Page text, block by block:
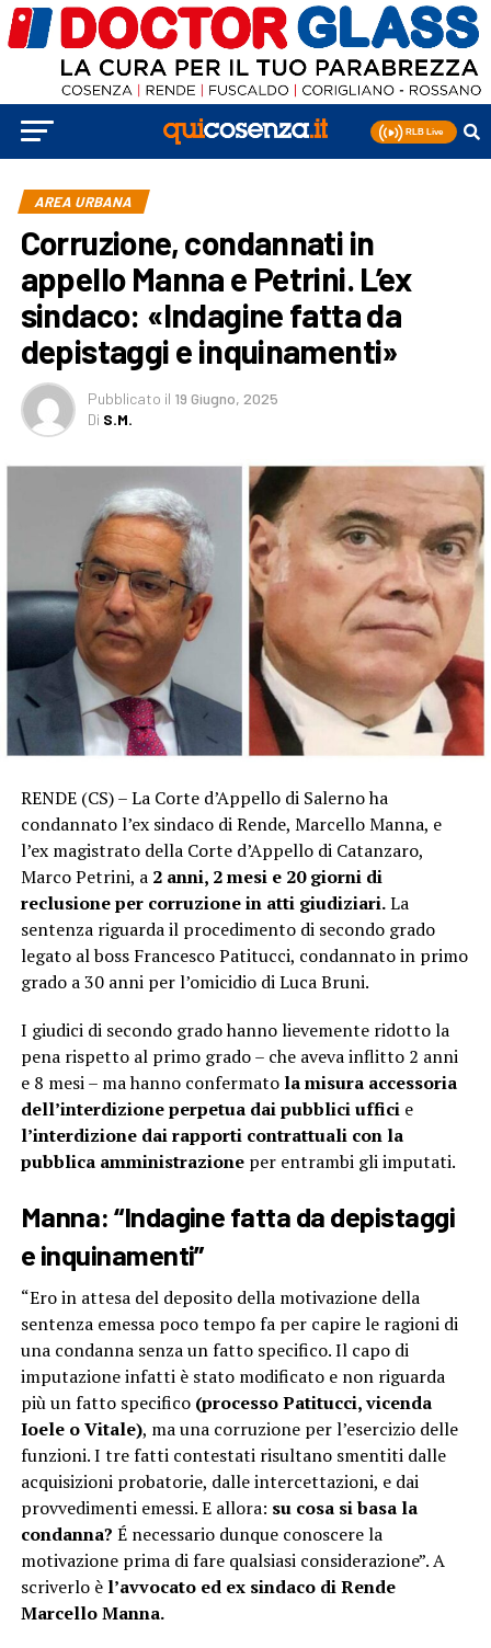
AREA URBANA
Corruzione, condannati in
appello Manna e Petrini. L’ex
sindaco: «Indagine fatta da
depistaggi e inquinamenti»
Pubblicato il 19 Giugno, 2025
Di S.M.
RENDE (CS) – La Corte d’Appello di Salerno ha
condannato l’ex sindaco di Rende, Marcello Manna, e
l’ex magistrato della Corte d’Appello di Catanzaro,
Marco Petrini, a 2 anni, 2 mesi e 20 giorni di
reclusioneper corruzione in atti giudiziari.La
sentenza riguarda il procedimento di secondo grado
legato al boss Francesco Patitucci, condannato in primo
grado a 30 anni per l’omicidio di Luca Bruni.
I giudici di secondo grado hanno lievemente ridotto la
pena rispetto al primo grado – che aveva inflitto 2 anni
e 8 mesi – ma hanno confermato la misura accessoria
dell’interdizione perpetua dai pubblici ufficie
l’interdizione dai rapporti contrattuali con la
pubblica amministrazioneper entrambi gli imputati.
Manna: “Indagine fatta da depistaggi
e inquinamenti”
“Ero in attesa del deposito della motivazione della
sentenza emessa poco tempo fa per capire le ragioni di
una condanna senza un fatto specifico. Il capo di
imputazione infatti è stato modificato e non riguarda
più un fatto specifico (processo Patitucci, vicenda
Ioele o Vitale), ma una corruzione per l’esercizio delle
funzioni. I tre fatti contestati risultano smentiti dalle
acquisizioni probatorie, dalle intercettazioni, e dai
provvedimenti emessi. E allora: su cosa si basa la
condanna? É necessario dunque conoscere la
motivazione prima di fare qualsiasi considerazione”. A
scriverlo èl’avvocato ed ex sindaco di Rende
Marcello Manna.